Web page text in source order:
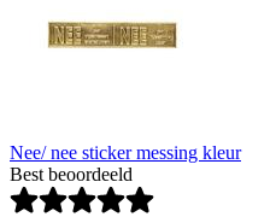
Nee/ nee sticker messing kleur
Best beoordeeld